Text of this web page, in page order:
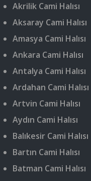
Akrilik Cami Halısı
Aksaray Cami Halısı
Amasya Cami Halısı
Ankara Cami Halısı
Antalya Cami Halısı
Ardahan Cami Halısı
Artvin Cami Halısı
Aydın Cami Halısı
Balıkesir Cami Halısı
Bartın Cami Halısı
Batman Cami Halısı